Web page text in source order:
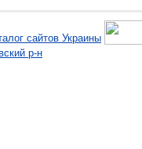
р-н